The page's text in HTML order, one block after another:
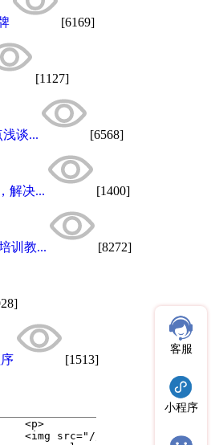
[6169]
[1127]
谈... [6568]
解决... [1400]
训教... [8272]
[1513]
客服
小程序